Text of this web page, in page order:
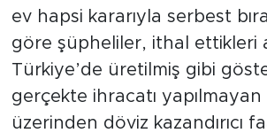
ev hapsi kararıyla serbest
göre şüpheliler, ithal ettikleri
Türkiye’de üretilmiş gibi
gerçekte ihracatı
üzerinden döviz kazandırıcı